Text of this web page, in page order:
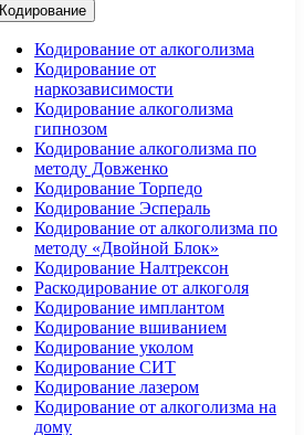
Кодирование
Кодирование от алкоголизма
Кодирование от
наркозависимости
Кодирование алкоголизма
гипнозом
Кодирование алкоголизма по
методу Довженко
Кодирование Торпедо
Кодирование Эспераль
Кодирование от алкоголизма по
методу «Двойной Блок»
Кодирование Налтрексон
Раскодирование от алкоголя
Кодирование имплантом
Кодирование вшиванием
Кодирование уколом
Кодирование СИТ
Кодирование лазером
Кодирование от алкоголизма на
дому